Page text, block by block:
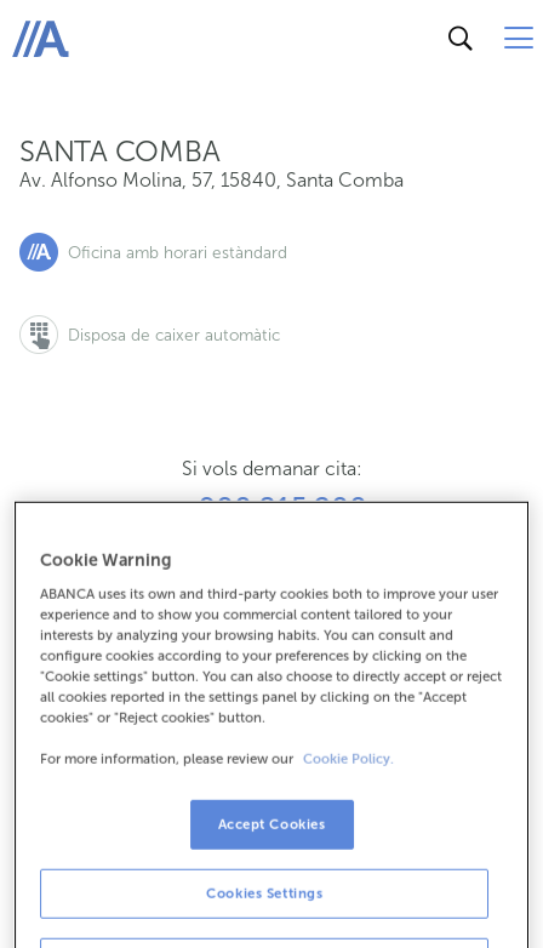
ABANCA
SANTA COMBA
Av. Alfonso Molina, 57, 15840, Santa Comba
Oficina amb horari estàndard
Disposa de caixer automàtic
Si vols demanar cita:
900 815 200
981880050
Com arribar
De dilluns a divendres de8:15 a 14:00.
cita prèviai t'atendrem el dia i hora que
Operacions amb efectiu
Cookie Warning
ABANCA uses its own and third-party cookies both to improve your user
experience and to show you commercial content tailored to your
interests by analyzing your browsing habits. You can consult and
configure cookies according to your preferences by clicking on the
"Cookie settings" button. You can also choose to directly accept or reject
all cookies reported in the settings panel by clicking on the "Accept
cookies" or "Reject cookies" button.
For more information, please review our Cookie Policy.
Cookies Settings
Accept Cookies
Av. Alfonso Molina, 57, 15840, Santa Comba